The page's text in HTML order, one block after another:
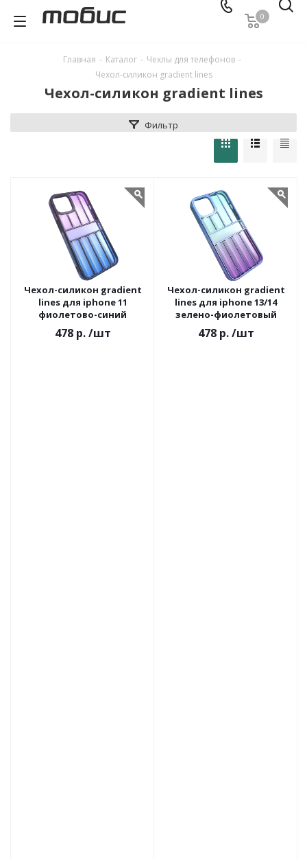
0
Главная - Каталог - Чехлы для телефонов -
Чехол-силикон gradient lines
Чехол-силикон gradient lines
Фильтр
Чехол-силикон gradient
lines для iphone 11
фиолетово-синий
478 р. /шт
Чехол-силикон gradient
lines для iphone 13/14
зелено-фиолетовый
478 р. /шт